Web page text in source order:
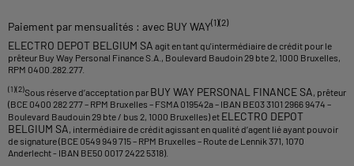
Paiement par mensualités : avec BUY WAY(1)(2)
ELECTRO DEPOT BELGIUM SA agit en tant qu'intermédiaire de crédit pour le
prêteur Buy Way Personal Finance S.A., Boulevard Baudoin 29 bte 2, 1000 Bruxelles,
RPM 0400.282.277.
(1)(2)Sous réserve d’acceptation par BUY WAY PERSONAL FINANCE SA, prêteur
(BCE 0400 282 277 – RPM Bruxelles – FSMA 019542a – IBAN BE03 3101 2966 9474 –
Boulevard Baudouin 29 bte / bus 2, 1000 Bruxelles) et ELECTRO DEPOT
BELGIUM SA, intermédiaire de crédit agissant en qualité d’agent lié ayant pouvoir
de signature (BCE 0549 949 715 – RPM Bruxelles – Route de Lennik 371, 1070
Anderlecht - IBAN BE50 0017 2422 5318).